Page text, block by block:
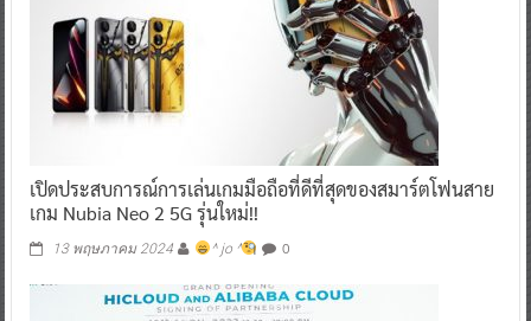
เปิดประสบการณ์การเล่นเกมมือถือที่ดีที่สุดของสมาร์ตโฟนสาย
เกม Nubia Neo 2 5G รุ่นใหม่!!
13 พฤษภาคม 2024 ^ jo ^ 0